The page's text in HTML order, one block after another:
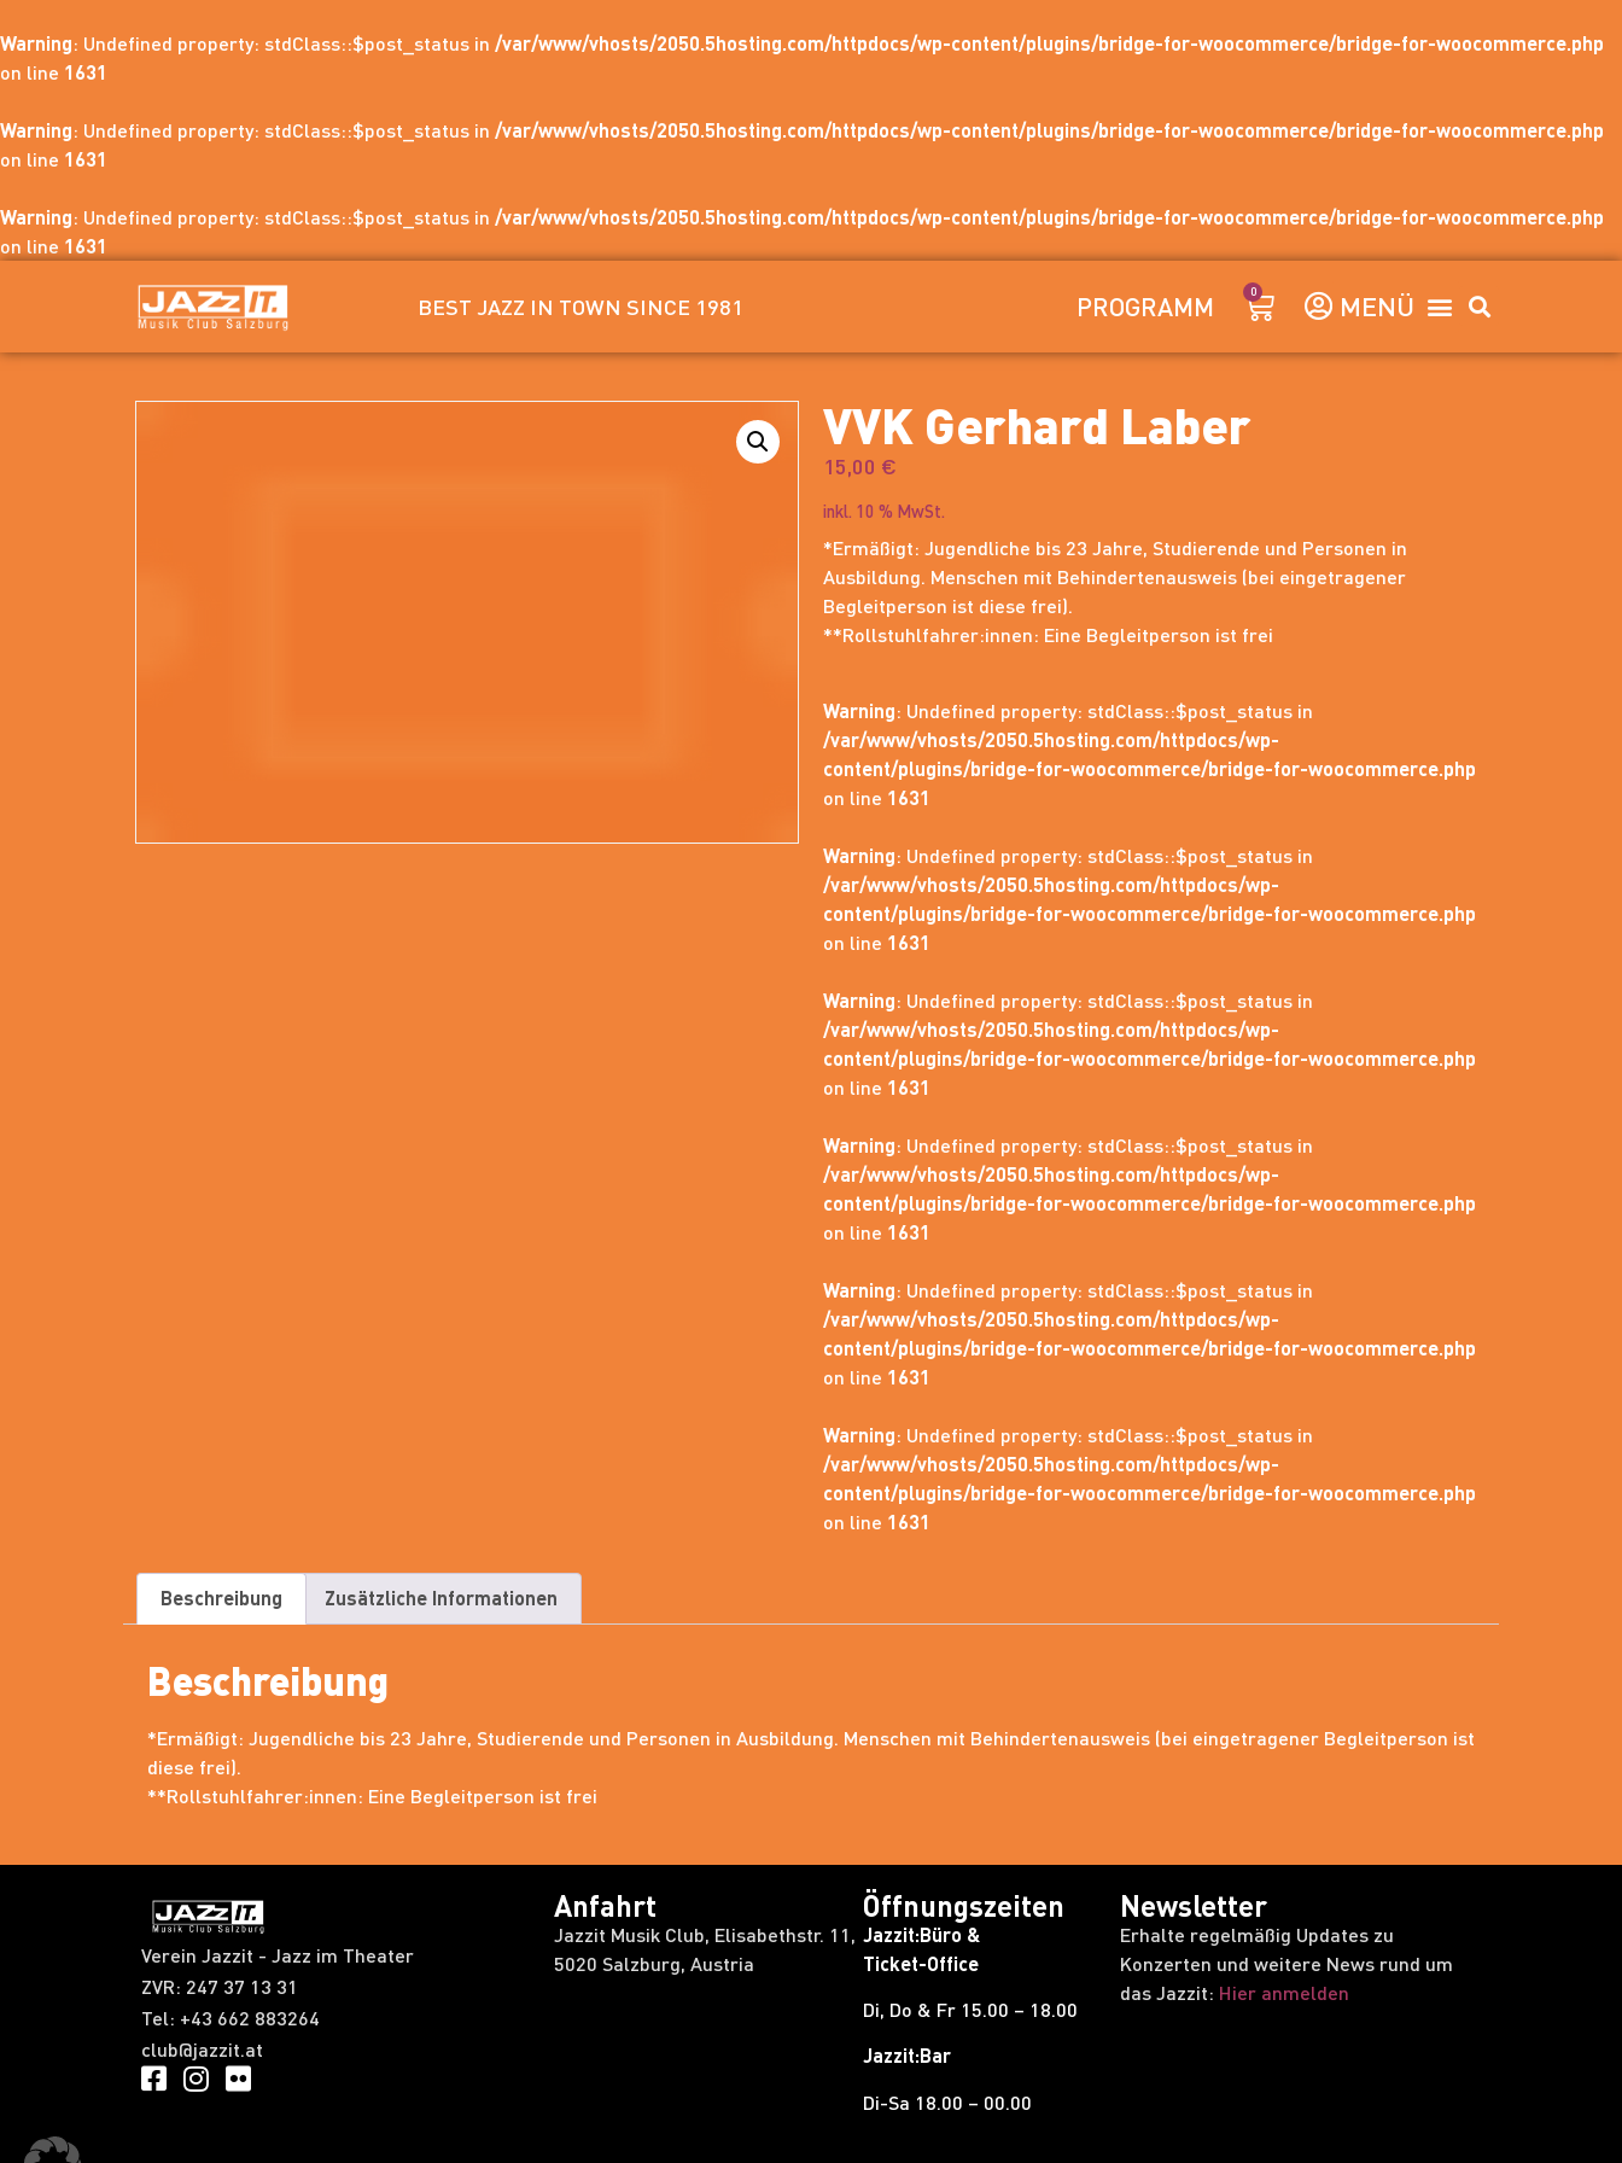
Warning: Undefined property: stdClass::$post_status in /var/www/vhosts/2050.5hosting.com/httpdocs/wp-content/plugins/bridge-for-woocommerce/bridge-for-woocommerce.php
on line 1631
Warning: Undefined property: stdClass::$post_status in /var/www/vhosts/2050.5hosting.com/httpdocs/wp-content/plugins/bridge-for-woocommerce/bridge-for-woocommerce.php
on line 1631
Warning: Undefined property: stdClass::$post_status in /var/www/vhosts/2050.5hosting.com/httpdocs/wp-content/plugins/bridge-for-woocommerce/bridge-for-woocommerce.php
on line 1631
BEST JAZZ IN TOWN SINCE 1981 PROGRAMM 0
VVK Gerhard Laber
15,00 €
inkl. 10 % MwSt.
*Ermäßigt: Jugendliche bis 23 Jahre, Studierende und Personen in
Ausbildung. Menschen mit Behindertenausweis (bei eingetragener
Begleitperson ist diese frei).
**Rollstuhlfahrer:innen: Eine Begleitperson ist frei
Warning: Undefined property: stdClass::$post_status in
/var/www/vhosts/2050.5hosting.com/httpdocs/wp-
content/plugins/bridge-for-woocommerce/bridge-for-woocommerce.php
on line 1631
Warning: Undefined property: stdClass::$post_status in
/var/www/vhosts/2050.5hosting.com/httpdocs/wp-
content/plugins/bridge-for-woocommerce/bridge-for-woocommerce.php
on line 1631
Warning: Undefined property: stdClass::$post_status in
/var/www/vhosts/2050.5hosting.com/httpdocs/wp-
content/plugins/bridge-for-woocommerce/bridge-for-woocommerce.php
on line 1631
Warning: Undefined property: stdClass::$post_status in
/var/www/vhosts/2050.5hosting.com/httpdocs/wp-
content/plugins/bridge-for-woocommerce/bridge-for-woocommerce.php
on line 1631
Warning: Undefined property: stdClass::$post_status in
/var/www/vhosts/2050.5hosting.com/httpdocs/wp-
content/plugins/bridge-for-woocommerce/bridge-for-woocommerce.php
on line 1631
Warning: Undefined property: stdClass::$post_status in
/var/www/vhosts/2050.5hosting.com/httpdocs/wp-
content/plugins/bridge-for-woocommerce/bridge-for-woocommerce.php
on line 1631
Beschreibung Zusätzliche Informationen
Beschreibung
*Ermäßigt: Jugendliche bis 23 Jahre, Studierende und Personen in Ausbildung. Menschen mit Behindertenausweis (bei eingetragener Begleitperson ist
diese frei).
**Rollstuhlfahrer:innen: Eine Begleitperson ist frei
Verein Jazzit - Jazz im Theater
ZVR: 247 37 13 31​
Tel: +43 662 883264
club@jazzit.at
Anfahrt
Jazzit Musik Club, Elisabethstr. 11,
5020 Salzburg, Austria
Öffnungszeiten
Jazzit:Büro &
Ticket-Office
Di, Do & Fr 15.00 – 18.00
Jazzit:Bar
Di-Sa 18.00 – 00.00
Newsletter
Erhalte regelmäßig Updates zu
Konzerten und weitere News rund um
das Jazzit: Hier anmelden